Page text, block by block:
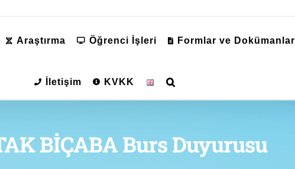
Araştırma Öğrenci İşleri Formlar ve Dokümanlar
İletişim KVKK
BİÇABA Burs Duyurusu